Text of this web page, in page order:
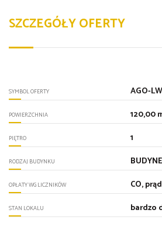
SZCZEGÓŁY OFERTY
SYMBOL OFERTY AGO-
POWIERZCHNIA 120,00
PIĘTRO 1
RODZAJ BUDYNKU
OPŁATY WG LICZNIKÓW CO,
STAN LOKALU
bardzo